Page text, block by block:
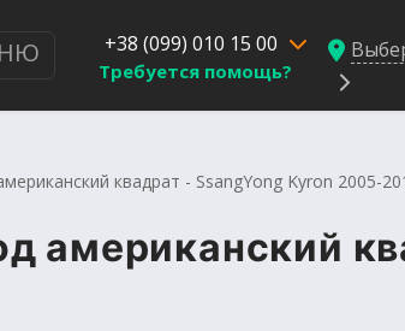
+38 (099) 010 15 00
Требуется помощь?
квадрат - SsangYong Kyron 2005-
американский